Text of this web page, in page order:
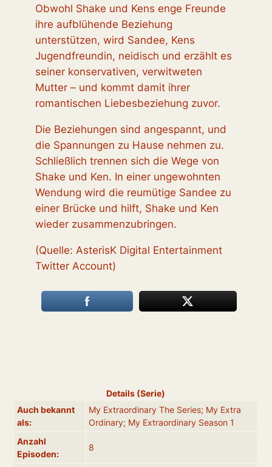
Obwohl Shake und Kens enge Freunde
ihre aufblühende Beziehung
unterstützen, wird Sandee, Kens
Jugendfreundin, neidisch und erzählt es
seiner konservativen, verwitweten
Mutter – und kommt damit ihrer
romantischen Liebesbeziehung zuvor.
Die Beziehungen sind angespannt, und
die Spannungen zu Hause nehmen zu.
Schließlich trennen sich die Wege von
Shake und Ken. In einer ungewohnten
Wendung wird die reumütige Sandee zu
einer Brücke und hilft, Shake und Ken
wieder zusammenzubringen.
(Quelle: AsterisK Digital Entertainment
Twitter Account)
Details (Serie)
Auch bekannt
als:
My Extraordinary The Series; My Extra
Ordinary; My Extraordinary Season 1
Anzahl
Episoden:
8